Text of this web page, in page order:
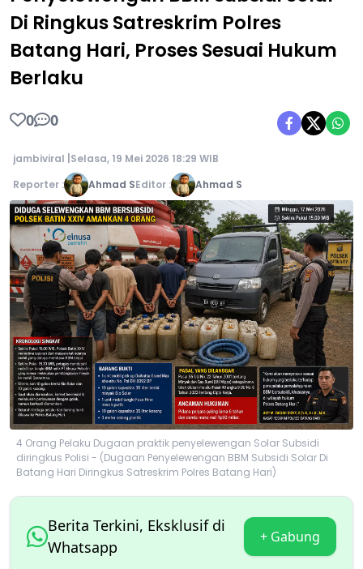
Di Ringkus Satreskrim Polres
Batang Hari, Proses Sesuai Hukum
Berlaku
0 0
jambiviral | Selasa, 19 Mei 2026 18:29 WIB
Reporter :
Ahmad SEditor : Ahmad S
4 Orang Pelaku Dugaan praktik penyelewengan Solar Subsidi
diringkus Polisi - (Dugaan Penyelewengan BBM Subsidi Solar Di
Batang Hari Diringkus Satreskrim Polres Batang Hari)
Berita Terkini, Eksklusif di
Whatsapp
+ Gabung